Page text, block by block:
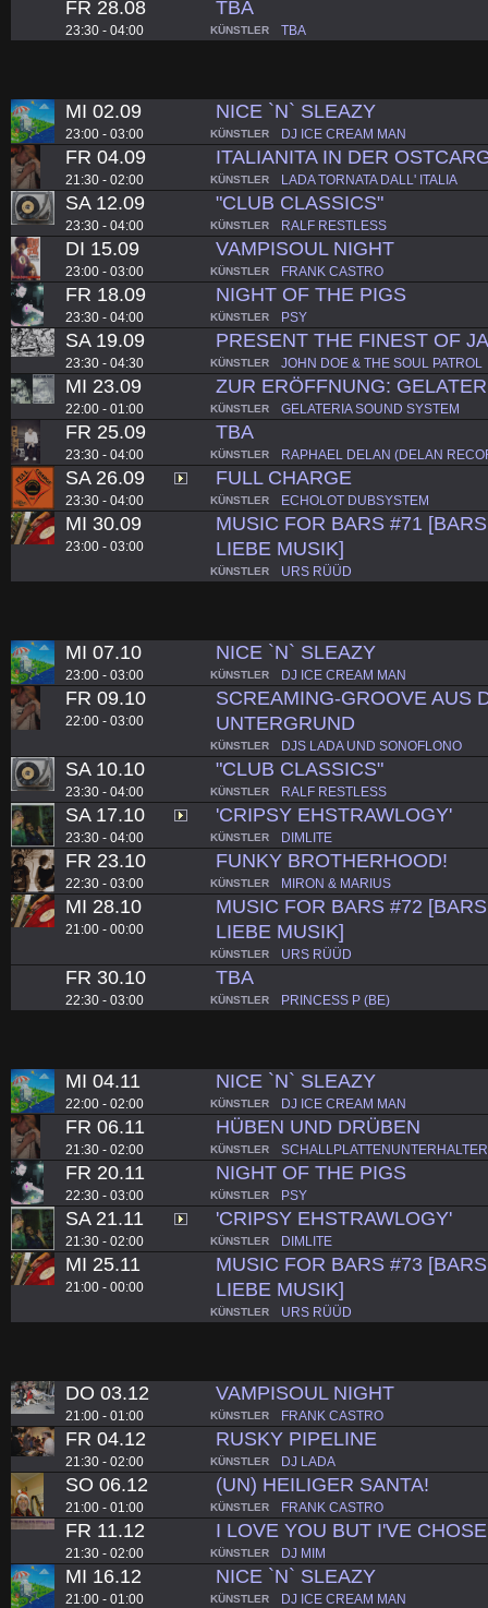
FR 28.08
23:30 - 04:00
TBA
KÜNSTLER TBA
MI 02.09
23:00 - 03:00
NICE `N` SLEAZY
KÜNSTLER DJ ICE CREAM MAN
FR 04.09
21:30 - 02:00
ITALIANITA IN DER
KÜNSTLER LADA TORNATA DALL' ITALIA
SA 12.09
23:30 - 04:00
"CLUB CLASSICS"
KÜNSTLER RALF RESTLESS
DI 15.09
23:00 - 03:00
VAMPISOUL NIGHT
KÜNSTLER FRANK CASTRO
FR 18.09
23:30 - 04:00
NIGHT OF THE PIGS
KÜNSTLER PSY
SA 19.09
23:30 - 04:30
PRESENT THE FINEST OF
KÜNSTLER JOHN DOE & THE SOUL PATROL
MI 23.09
22:00 - 01:00
ZUR ERÖFFNUNG:
KÜNSTLER GELATERIA SOUND SYSTEM
FR 25.09
23:30 - 04:00
TBA
KÜNSTLER RAPHAEL DELAN (DELAN
SA 26.09
23:30 - 04:00
FULL CHARGE
KÜNSTLER ECHOLOT DUBSYSTEM
MI 30.09
23:00 - 03:00
MUSIC FOR BARS #71
LIEBE MUSIK]
KÜNSTLER URS RÜÜD
MI 07.10
23:00 - 03:00
NICE `N` SLEAZY
KÜNSTLER DJ ICE CREAM MAN
FR 09.10
22:00 - 03:00
SCREAMING-GROOVE AUS
UNTERGRUND
KÜNSTLER DJS LADA UND SONOFLONO
SA 10.10
23:30 - 04:00
"CLUB CLASSICS"
KÜNSTLER RALF RESTLESS
SA 17.10
23:30 - 04:00
'CRIPSY EHSTRAWLOGY'
KÜNSTLER DIMLITE
FR 23.10
22:30 - 03:00
FUNKY BROTHERHOOD!
KÜNSTLER MIRON & MARIUS
MI 28.10
21:00 - 00:00
MUSIC FOR BARS #72
LIEBE MUSIK]
KÜNSTLER URS RÜÜD
FR 30.10
22:30 - 03:00
TBA
KÜNSTLER PRINCESS P (BE)
MI 04.11
22:00 - 02:00
NICE `N` SLEAZY
KÜNSTLER DJ ICE CREAM MAN
FR 06.11
21:30 - 02:00
HÜBEN UND DRÜBEN
KÜNSTLER
FR 20.11
22:30 - 03:00
NIGHT OF THE PIGS
KÜNSTLER PSY
SA 21.11
21:30 - 02:00
'CRIPSY EHSTRAWLOGY'
KÜNSTLER DIMLITE
MI 25.11
21:00 - 00:00
MUSIC FOR BARS #73
LIEBE MUSIK]
KÜNSTLER URS RÜÜD
DO 03.12
21:00 - 01:00
VAMPISOUL NIGHT
KÜNSTLER FRANK CASTRO
FR 04.12
21:30 - 02:00
RUSKY PIPELINE
KÜNSTLER DJ LADA
SO 06.12
21:00 - 01:00
(UN) HEILIGER SANTA!
KÜNSTLER FRANK CASTRO
FR 11.12
21:30 - 02:00
I LOVE YOU BUT I'VE
KÜNSTLER DJ MIM
MI 16.12
21:00 - 01:00
NICE `N` SLEAZY
KÜNSTLER DJ ICE CREAM MAN